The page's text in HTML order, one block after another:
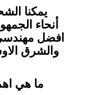
يمكنا
أنحاء
افضل
والشرق
ما هي